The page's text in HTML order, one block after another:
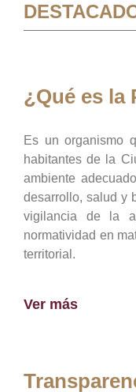
¿Qué es la
Es un organismo
habitantes de la
ambiente
desarrollo, salud y
vigilancia de la
normatividad en
territorial.
Ver más